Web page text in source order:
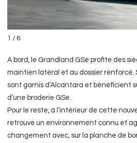
1 / 6
A bord, le Grandland GSe profite des
maintien latéral et au dossier renforcé.
sont garnis d’Alcantara et bénéficient
d’une broderie GSe.
Pour le reste, à l’intérieur de cette
retrouve un environnement connu et
changement avec, sur la planche de